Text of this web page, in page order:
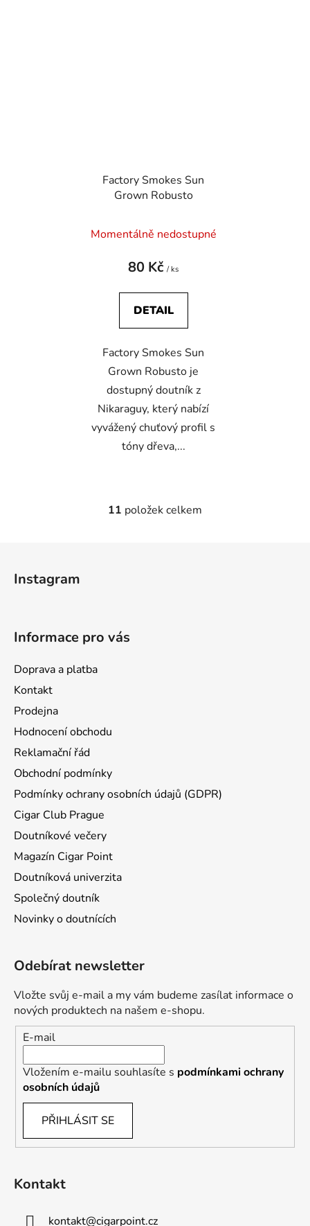
Factory Smokes Sun
Grown Robusto
Momentálně nedostupné
80 Kč / ks
DETAIL
Factory Smokes Sun
Grown Robusto je
dostupný doutník z
Nikaraguy, který nabízí
vyvážený chuťový profil s
tóny dřeva,...
O
u
11 položek celkem
Instagram
Informace pro vás
Doprava a platba
Kontakt
Prodejna
Hodnocení obchodu
Reklamační řád
Obchodní podmínky
Podmínky ochrany osobních údajů (GDPR)
Cigar Club Prague
Doutníkové večery
Magazín Cigar Point
Doutníková univerzita
Společný doutník
Novinky o doutnících
Odebírat newsletter
Vložte svůj e-mail a my vám budeme zasílat informace o
nových produktech na našem e-shopu.
E-mail
Vložením e-mailu souhlasíte s podmínkami ochrany
osobních údajů
PŘIHLÁSIT SE
Kontakt
kontakt@cigarpoint.cz